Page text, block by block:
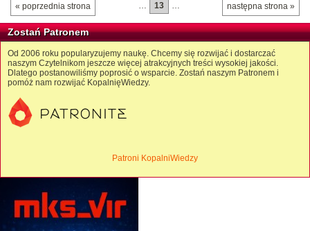
« poprzednia strona następna strona »
… 13 …
Zostań Patronem
Od 2006 roku popularyzujemy naukę. Chcemy się rozwijać i dostarczać
naszym Czytelnikom jeszcze więcej atrakcyjnych treści wysokiej jakości.
Dlatego postanowiliśmy poprosić o wsparcie. Zostań naszym Patronem i
pomóż nam rozwijać KopalnięWiedzy.
Patroni KopalniWiedzy